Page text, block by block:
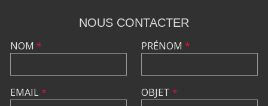
NOUS CONTACTER
NOM *
EMAIL*
PRÉNOM *
OBJET *